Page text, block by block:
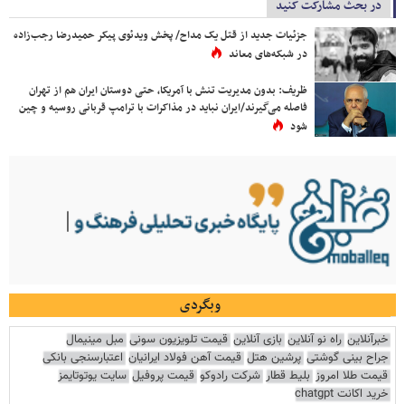
در بحث مشارکت کنید
جزئیات جدید از قتل یک مداح/ پخش ویدئوی پیکر حمیدرضا رجب‌زاده
در شبکه‌های معاند
ظریف: بدون مدیریت تنش با آمریکا، حتی دوستان ایران هم از تهران
فاصله می‌گیرند/ایران نباید در مذاکرات با ترامپ قربانی روسیه و چین
شود
وبگردی
خبرآنلاین راه نو آنلاین بازی آنلاین قیمت تلویزیون سونی مبل مینیمال
جراح بینی گوشتی پرشین هتل قیمت آهن فولاد ایرانیان اعتبارسنجی بانکی
قیمت طلا امروز بلیط قطار شرکت رادوکو قیمت پروفیل سایت یوتوتایمز
خرید اکانت chatgpt